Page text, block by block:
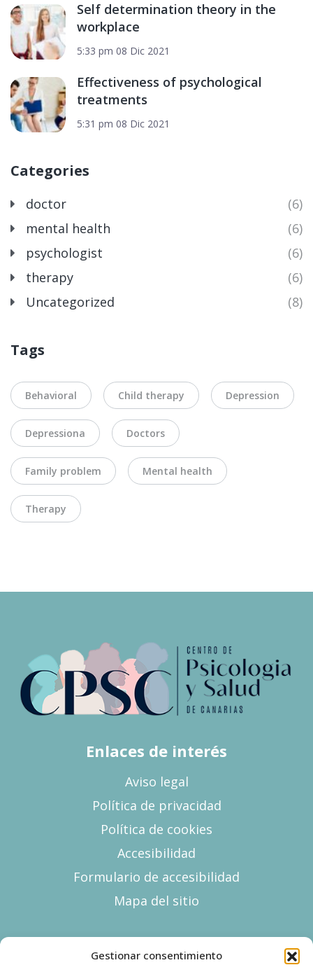
Gestionar consentimiento
Self determination theory in the
workplace
5:33 pm 08 Dic 2021
Effectiveness of psychological
treatments
5:31 pm 08 Dic 2021
Categories
doctor
(6)
mental health
(6)
psychologist
(6)
therapy
(6)
Uncategorized
(8)
Tags
Behavioral Child therapy Depression
Depressiona Doctors
Family problem Mental health
Therapy
Enlaces de interés
Aviso legal
Política de privacidad
Política de cookies
Accesibilidad
Formulario de accesibilidad
Mapa del sitio
Datos de contacto